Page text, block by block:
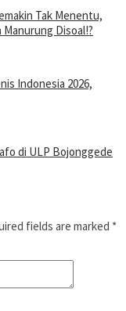
Tak Menentu,
Disoal!?
Indonesia 2026,
di ULP Bojonggede
fields are marked *